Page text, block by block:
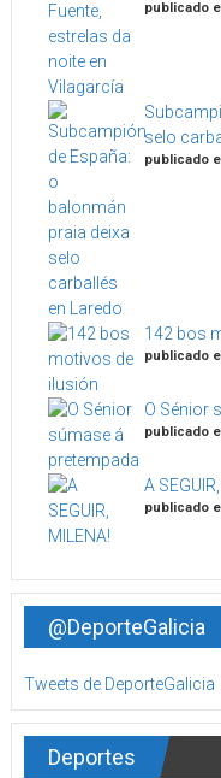
publicado
selo
publicado
142 bos
publicado
O Sénior
publicado
A
publicado
@DeporteGalicia
Tweets de DeporteGalicia
Deportes